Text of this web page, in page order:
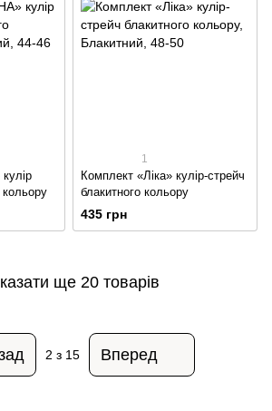
1
Комплект «Ліка» кулір-стрейч
блакитного кольору
435 грн
ще 20 товарів
2 з 15 Вперед